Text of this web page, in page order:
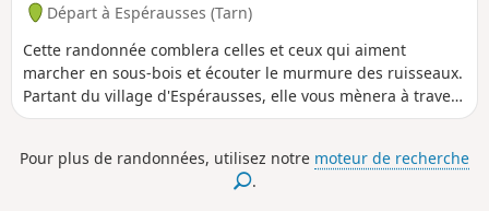
Départ à Espérausses (Tarn)
Cette randonnée comblera celles et ceux qui aiment
marcher en sous-bois et écouter le murmure des ruisseaux.
Partant du village d'Espérausses, elle vous mènera à travers
bois et petits vallons jusqu'au au Puech Carbonniés qui
de vue remarquables. Avec en prime la découverte de
"jasses" ou cabanes de bergers en pierres sèches, témoins
Pour plus de randonnées, utilisez notre moteur de recherche
.